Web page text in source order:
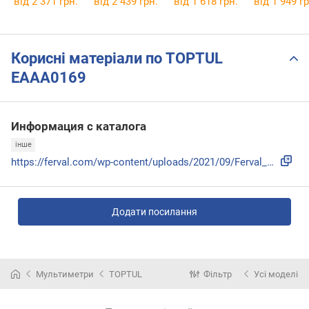
Корисні матеріали по TOPTUL
EAAA0169
Информация с каталога
інше
https://ferval.com/wp-content/uploads/2021/09/Ferval_TopTul...
Додати посилання
Мультиметри TOPTUL Фільтр Усі моделі